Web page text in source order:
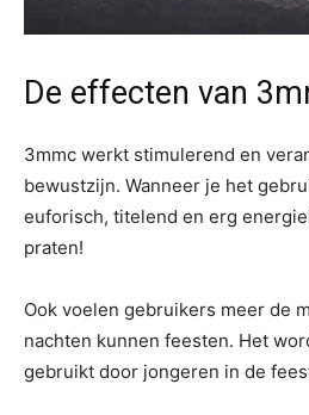
De effecten van
3mmc werkt stimulerend en
bewustzijn. Wanneer je het
euforisch, titelend en erg
praten!
Ook voelen gebruikers meer de
nachten kunnen feesten. Het
gebruikt door jongeren in de